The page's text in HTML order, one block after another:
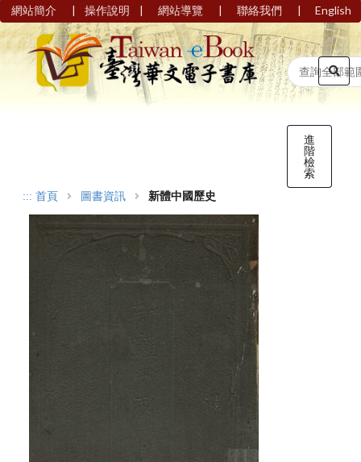
網站簡介 | 操作說明 | 網站導覽 | 聯絡我們 | English
進
階
檢
索
::: 首頁 圖書資訊 新體中國歷史